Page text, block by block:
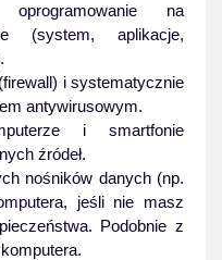
oprogramowanie na
(system, aplikacje,
i systematycznie
antywirusowym.
i smartfonie
źródeł.
nośników danych (np.
jeśli nie masz
Podobnie z